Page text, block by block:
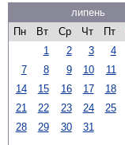
липень
Пн
Вт Ср Чт Пт
1
2 3 4
7
8 9 10 11
14
15 16 17 18
21
22 23 24 25
28
29 30 31